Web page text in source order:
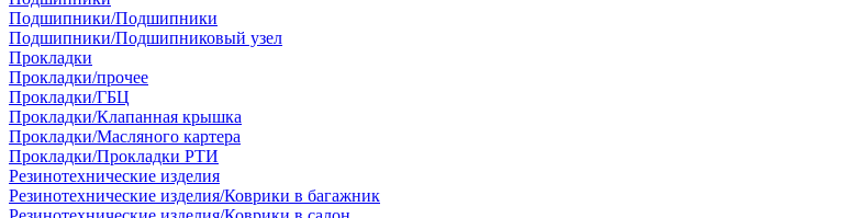
Подшипники/Подшипники
Подшипники/Подшипниковый узел
Прокладки
Прокладки/прочее
Прокладки/ГБЦ
Прокладки/Клапанная крышка
Прокладки/Масляного картера
Прокладки/Прокладки РТИ
Резинотехнические изделия
Резинотехнические изделия/Коврики в багажник